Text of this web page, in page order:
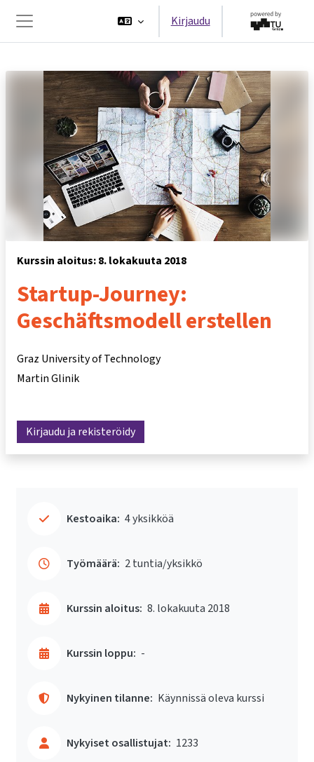
Sivupaneeli
Kirjaudu
Kurssin aloitus: 8. lokakuuta 2018
Startup-Journey:
Geschäftsmodell erstellen
Graz University of Technology
Martin Glinik
Kirjaudu ja rekisteröidy
Kestoaika: 4 yksikköä
Työmäärä: 2 tuntia/yksikkö
Kurssin aloitus: 8. lokakuuta 2018
Kurssin loppu: -
Nykyinen tilanne: Käynnissä oleva kurssi
Nykyiset osallistujat: 1233